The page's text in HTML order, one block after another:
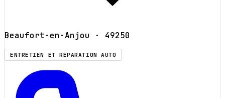
Beaufort-en-Anjou · 49250
ENTRETIEN ET RÉPARATION AUTO